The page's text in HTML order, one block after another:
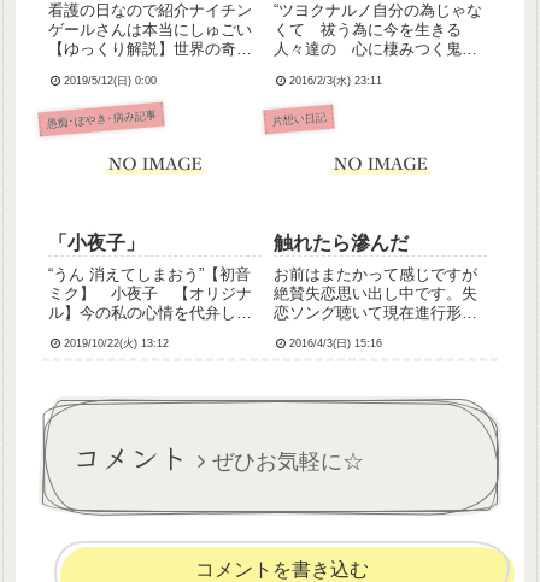
看護の日なので紹介ナイチン
ゲールさんは本当にしゅごい
【ゆっくり解説】世界の奇
ンゲール】 【ゆっくり解説】
世界の奇人・変人・偉人紹介
【ナイチンゲール】※2020年
2019/5/12(日) 0:00
“ツヨクナルノ自分の為じゃな
くて 祓う為に今を生きる
人々達の 心に棲みつく鬼達
「HAKUMEI」song by
VY1【VY1オリジナル】
HAKUMEI fullver.【日本鬼子
動画】【...
2016/2/3(水) 23:11
愚痴･ぼやき･病み記事
「小夜子」
“うん 消えてしまおう”【初音
ミク】 小夜子 【オリジナ
ル】今の私の心情を代弁して
&amp;amp;amp;amp;amp;am
2019/10/22(火) 13:12
片想い日記
触れたら滲んだ
お前はまたかって感じですが
絶賛失恋思い出し中です。失
恋ソング聴いて現在進行形で
テ中の2曲。【ニコニコ動
の曲はたしか以前にもご紹介
切な...
2016/4/3(日) 15:16
コメント ぜひお気軽に☆
コメントを書き込む